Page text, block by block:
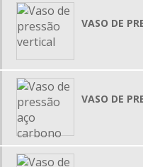
PERMUTADORES DE CALOR
PERMUTADORES DE CALOR
TROCADOR DE CALOR INDUSTRIAL
TROCADOR DE CALOR PREÇO
TROCADOR DE CALOR TUBO
TROCADORES DE CALOR TUBULAR
VASO DE PRESSÃO VERTICAL
VASO DE
VASO DE